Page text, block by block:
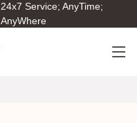
24x7 Service; AnyTime;
AnyWhere